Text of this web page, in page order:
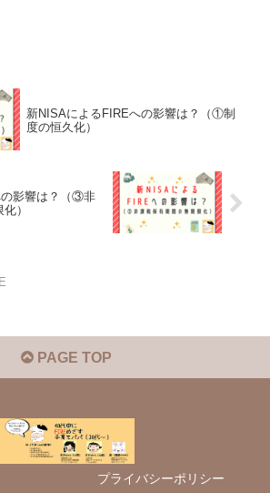
新NISAによるFIREへの影響は？（①制
度の恒久化）
影響は？（③非
）
PAGE TOP
プライバシーポリシー